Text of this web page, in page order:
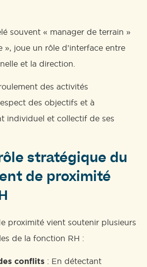
souvent « manager de terrain »
», joue un rôle d’interface entre
et la direction.
des activités
des objectifs et à
individuel et collectif de ses
stratégique du
de proximité
proximité vient soutenir plusieurs
de la fonction RH :
conflits : En détectant